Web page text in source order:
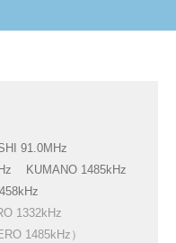
91.0MHz
KUMANO 1485kHz
1332kHz
1485kHz）